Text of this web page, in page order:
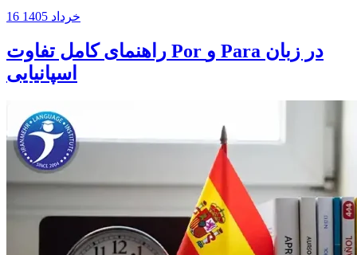
16 خرداد 1405
راهنمای کامل تفاوت Por و Para در زبان
اسپانیایی